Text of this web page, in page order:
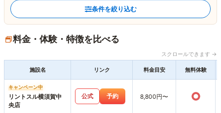
条件を絞り込む
料金・体験・特徴を比べる
スクロールできます →
施設名 リンク 料金目安 無料体験
キャンペーン中
リントスル横須賀中
央店
公式 予約 8,800円〜 ○